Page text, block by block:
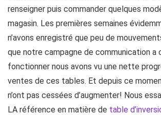
renseigner puis commander quelques
magasin. Les premières semaines
n’avons enregistré que peu de
que notre campagne de communication a
fonctionner nous avons vu une nette
ventes de ces tables. Et depuis ce
n’ont pas cessées d’augmenter! Nous
LA référence en matière de table